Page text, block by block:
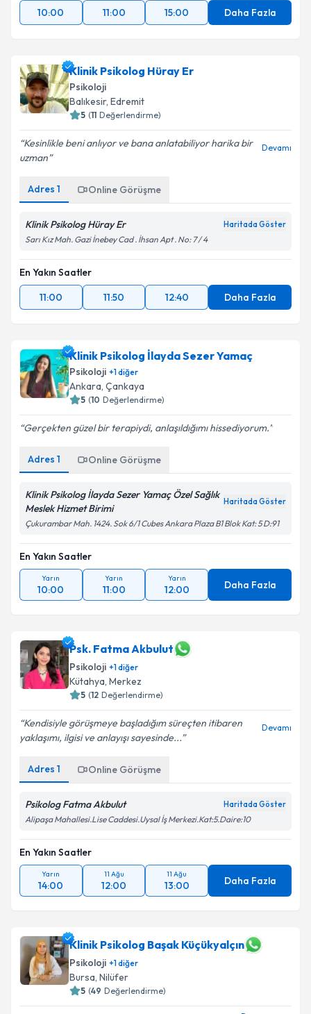
10:00
11:00 15:00 Daha Fazla
Klinik Psikolog Hüray Er
Psikoloji
Balıkesir, Edremit
5 (11 Değerlendirme)
Kesinlikle beni anlıyor ve bana anlatabiliyor harika bir
uzman
Devamı
Adres 1 Online Görüşme
Klinik Psikolog Hüray Er Haritada Göster
Sarı Kız Mah. Gazi İnebey Cad . İhsan Apt . No: 7 / 4
En Yakın Saatler
11:00
11:50 12:40 Daha Fazla
Klinik Psikolog İlayda Sezer Yamaç
Psikoloji +1diğer
Ankara, Çankaya
5 (10 Değerlendirme)
Gerçekten güzel bir terapiydi, anlaşıldığımı hissediyorum.
Adres 1 Online Görüşme
Klinik Psikolog İlayda Sezer Yamaç Özel Sağlık
Meslek Hizmet Birimi
Haritada Göster
Çukurambar Mah. 1424. Sok 6/1 Cubes Ankara Plaza B1 Blok Kat: 5 D:91
En Yakın Saatler
Yarın
10:00
Yarın
11:00
Yarın
12:00 Daha Fazla
Psk. Fatma Akbulut
Psikoloji +1diğer
Kütahya, Merkez
5 (12 Değerlendirme)
Kendisiyle görüşmeye başladığım süreçten itibaren
yaklaşımı, ilgisi ve anlayışı sayesinde...
Devamı
Adres 1 Online Görüşme
Psikolog Fatma Akbulut Haritada Göster
Alipaşa Mahallesi.Lise Caddesi.Uysal İş Merkezi.Kat:5.Daire:10
En Yakın Saatler
Yarın
14:00
11 Ağu
12:00
11 Ağu
13:00 Daha Fazla
Klinik Psikolog Başak Küçükyalçın
Psikoloji +1diğer
Bursa, Nilüfer
5 (49 Değerlendirme)